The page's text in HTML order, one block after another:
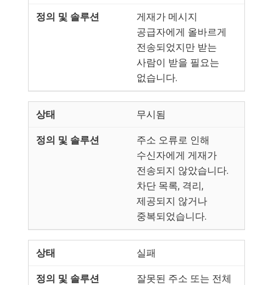
게재가 메시지
공급자에게 올바르게
전송되었지만 받는
사람이 받을 필요는
없습니다.
무시됨
주소 오류로 인해
수신자에게 게재가
전송되지 않았습니다.
차단 목록, 격리,
제공되지 않거나
중복되었습니다.
실패
잘못된 주소 또는 전체